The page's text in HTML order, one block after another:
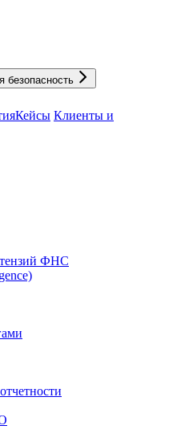
безопасность
Кейсы Клиенты и
ФНС